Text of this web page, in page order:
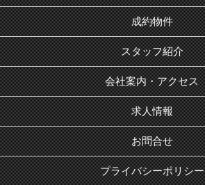
成約物件
スタッフ紹介
会社案内・アクセス
求人情報
お問合せ
プライバシーポリシー